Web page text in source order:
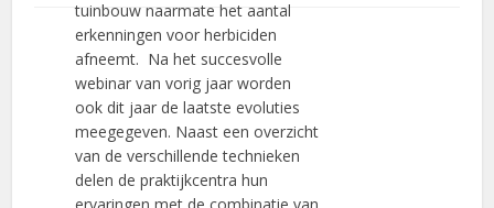
tuinbouw naarmate het aantal
erkenningen voor herbiciden
afneemt. Na het succesvolle
webinar van vorig jaar worden
ook dit jaar de laatste evoluties
meegegeven. Naast een overzicht
van de verschillende technieken
delen de praktijkcentra hun